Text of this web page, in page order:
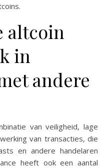
altcoin
in
andere
van veiligheid, lage
van transacties, die
en andere handelaren
heeft ook een aantal